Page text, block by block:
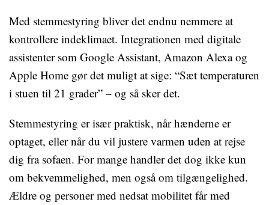
Med stemmestyring bliver det endnu nemmere at
kontrollere indeklimaet. Integrationen med digitale
assistenter som Google Assistant, Amazon Alexa og
Apple Home gør det muligt at sige: “Sæt temperaturen
i stuen til 21 grader” – og så sker det.
Stemmestyring er især praktisk, når hænderne er
optaget, eller når du vil justere varmen uden at rejse
dig fra sofaen. For mange handler det dog ikke kun
om bekvemmelighed, men også om tilgængelighed.
Ældre og personer med nedsat mobilitet får med